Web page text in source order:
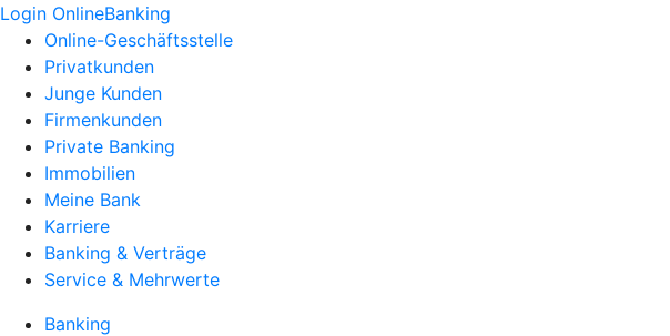
Login OnlineBanking
Online-Geschäftsstelle
Privatkunden
Junge Kunden
Firmenkunden
Private Banking
Immobilien
Meine Bank
Karriere
Banking & Verträge
Service & Mehrwerte
Banking